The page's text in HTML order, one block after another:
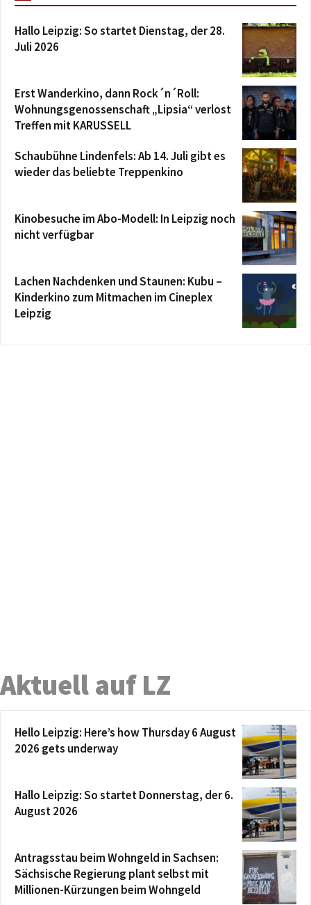
Hallo Leipzig: So startet Dienstag, der 28.
Juli 2026
Erst Wanderkino, dann Rock´n´Roll:
Wohnungsgenossenschaft „Lipsia“ verlost
Treffen mit KARUSSELL
Schaubühne Lindenfels: Ab 14. Juli gibt es
wieder das beliebte Treppenkino
Kinobesuche im Abo-Modell: In Leipzig noch
nicht verfügbar
Lachen Nachdenken und Staunen: Kubu –
Kinderkino zum Mitmachen im Cineplex
Leipzig
Aktuell auf LZ
Hello Leipzig: Here’s how Thursday 6 August
2026 gets underway
Hallo Leipzig: So startet Donnerstag, der 6.
August 2026
Antragsstau beim Wohngeld in Sachsen:
Sächsische Regierung plant selbst mit
Millionen-Kürzungen beim Wohngeld